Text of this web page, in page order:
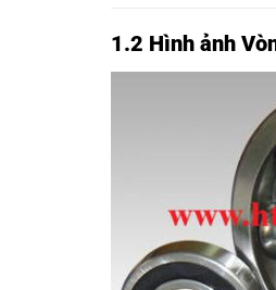
1.2 Hình ảnh